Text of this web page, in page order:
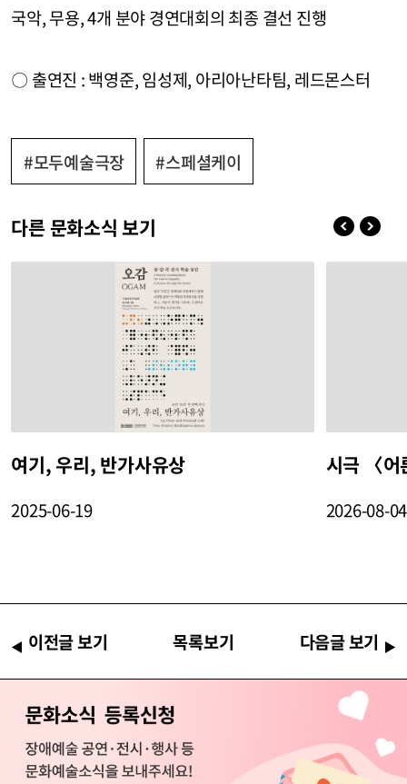
국악, 무용, 4개 분야 경연대회의 최종 결선 진행
〇 출연진 : 백영준, 임성제, 아리아난타팀, 레드몬스터
#모두예술극장 #스페셜케이
다른 문화소식 보기
여기, 우리, 반가사유상
2025-06-19
시극 〈어
2026-08-04
이전글 보기 목록보기 다음글 보기